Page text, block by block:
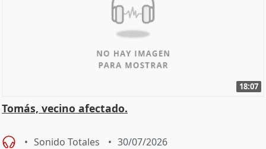
18:07
Tomás, vecino afectado.
Sonido Totales 30/07/2026